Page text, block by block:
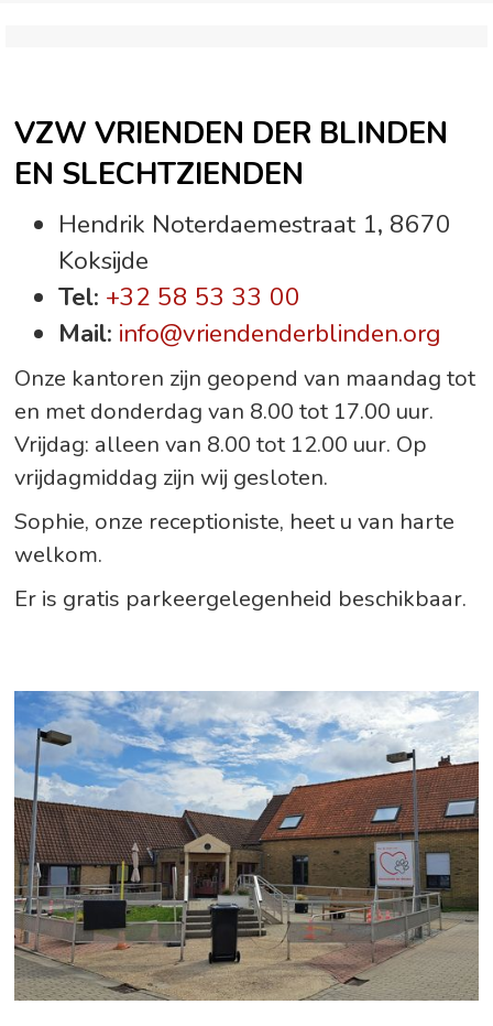
VZW VRIENDEN DER BLINDEN
EN SLECHTZIENDEN
Hendrik Noterdaemestraat 1, 8670
Koksijde
Tel: +32 58 53 33 00
Mail: info@vriendenderblinden.org
Onze kantoren zijn geopend van maandag tot
en met donderdag van 8.00 tot 17.00 uur.
Vrijdag: alleen van 8.00 tot 12.00 uur. Op
vrijdagmiddag zijn wij gesloten.
Sophie, onze receptioniste, heet u van harte
welkom.
Er is gratis parkeergelegenheid beschikbaar.